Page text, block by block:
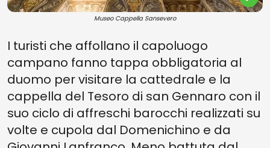
Museo Cappella Sansevero
I turisti che affollano il capoluogo
campano fanno tappa obbligatoria al
duomo per visitare la cattedrale e la
cappella del Tesoro di san Gennaro con il
suo ciclo di affreschi barocchi realizzati su
volte e cupola dal Domenichino e da